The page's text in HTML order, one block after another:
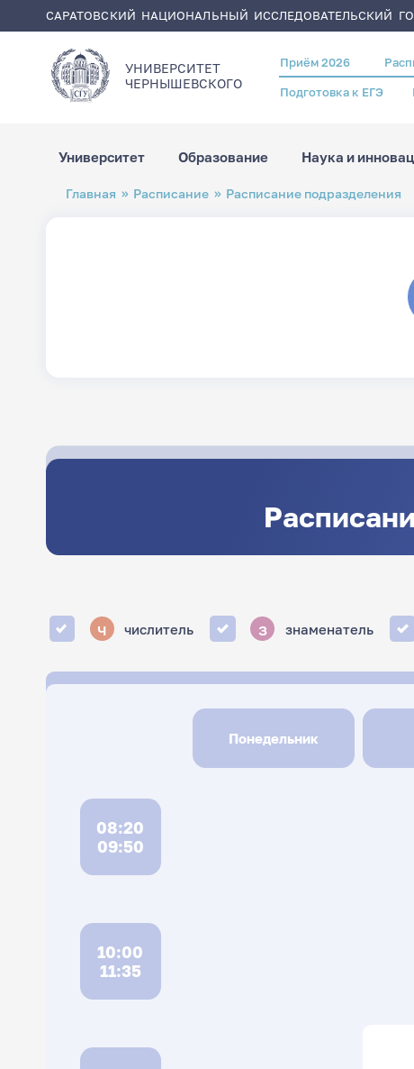
САРАТОВСКИЙ НАЦИОНАЛЬНЫЙ ИССЛЕДОВАТЕЛЬСКИЙ
УНИВЕРСИТЕТ
ЧЕРНЫШЕВСКОГO
Header
menu
Приём 2026
Подготовка к ЕГЭ
Университет Образование Наука и
Строка
навигации
Главная Расписание Расписание подразделения
ч числитель з знаменатель
Понедельник
08:20
09:50
10:00
11:35